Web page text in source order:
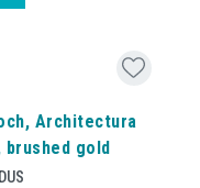
Architectura
gold